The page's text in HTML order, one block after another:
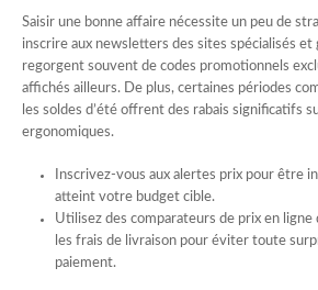
Saisir une bonne affaire nécessite un peu de
inscrire aux newsletters des sites spécialisés et
regorgent souvent de codes promotionnels
affichés ailleurs. De plus, certaines périodes
les soldes d’été offrent des rabais significatifs
ergonomiques.
Inscrivez-vous aux alertes prix pour être
atteint votre budget cible.
Utilisez des comparateurs de prix en
les frais de livraison pour éviter toute
paiement.